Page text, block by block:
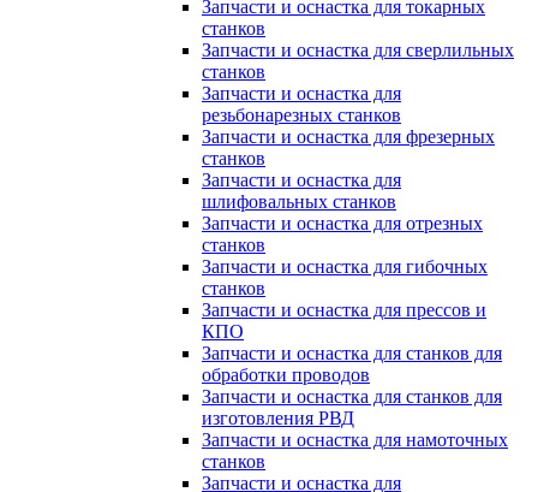
Запчасти и оснастка для токарных
станков
Запчасти и оснастка для сверлильных
станков
Запчасти и оснастка для
резьбонарезных станков
Запчасти и оснастка для фрезерных
станков
Запчасти и оснастка для
шлифовальных станков
Запчасти и оснастка для отрезных
станков
Запчасти и оснастка для гибочных
станков
Запчасти и оснастка для прессов и
КПО
Запчасти и оснастка для станков для
обработки проводов
Запчасти и оснастка для станков для
изготовления РВД
Запчасти и оснастка для намоточных
станков
Запчасти и оснастка для